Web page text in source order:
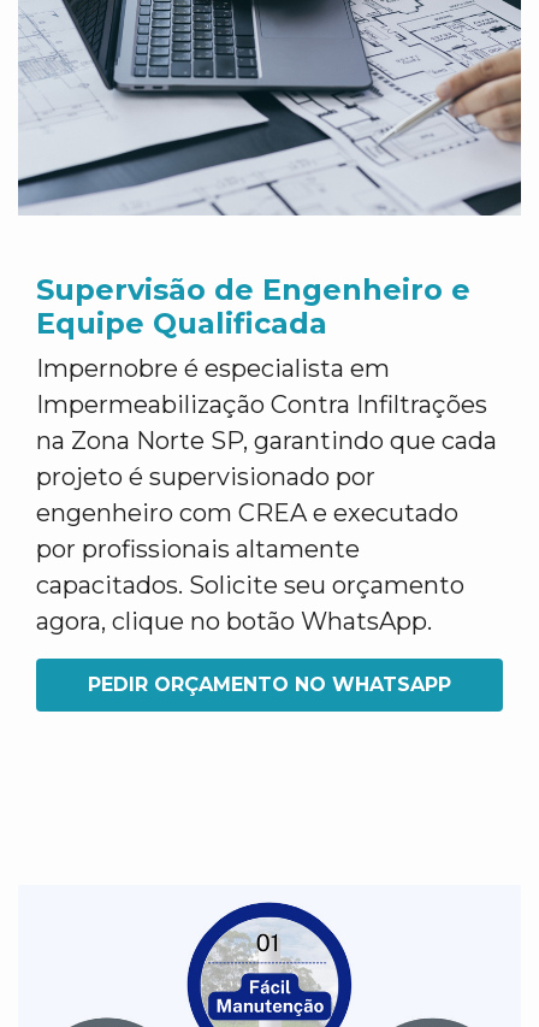
Supervisão de Engenheiro e
Equipe Qualificada
Impernobre é especialista em
Impermeabilização Contra Infiltrações
na Zona Norte SP, garantindo que cada
projeto é supervisionado por
engenheiro com CREA e executado
por profissionais altamente
capacitados. Solicite seu orçamento
agora, clique no botão WhatsApp.
PEDIR ORÇAMENTO NO WHATSAPP